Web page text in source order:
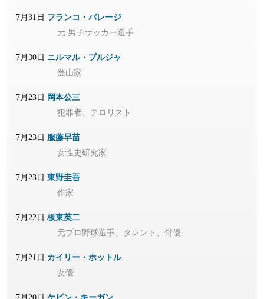
7月31日 フランコ・バレージ
元 男子サッカー選手
7月30日 ニルマル・プルジャ
登山家
7月23日 岡本公三
犯罪者、テロリスト
7月23日 服藤早苗
女性史研究家
7月23日 東野圭吾
作家
7月22日 板東英二
元プロ野球選手、タレント、俳優
7月21日 カイリー・ホットル
女優